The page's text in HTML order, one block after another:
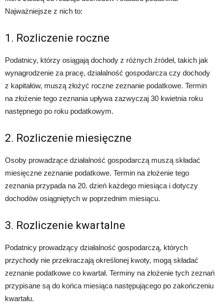
Najważniejsze z nich to:
1. Rozliczenie roczne
Podatnicy, którzy osiągają dochody z różnych źródeł, takich jak
wynagrodzenie za pracę, działalność gospodarcza czy dochody
z kapitałów, muszą złożyć roczne zeznanie podatkowe. Termin
na złożenie tego zeznania upływa zazwyczaj 30 kwietnia roku
następnego po roku podatkowym.
2. Rozliczenie miesięczne
Osoby prowadzące działalność gospodarczą muszą składać
miesięczne zeznanie podatkowe. Termin na złożenie tego
zeznania przypada na 20. dzień każdego miesiąca i dotyczy
dochodów osiągniętych w poprzednim miesiącu.
3. Rozliczenie kwartalne
Podatnicy prowadzący działalność gospodarczą, których
przychody nie przekraczają określonej kwoty, mogą składać
zeznanie podatkowe co kwartał. Terminy na złożenie tych zeznań
przypisane są do końca miesiąca następującego po zakończeniu
kwartału.